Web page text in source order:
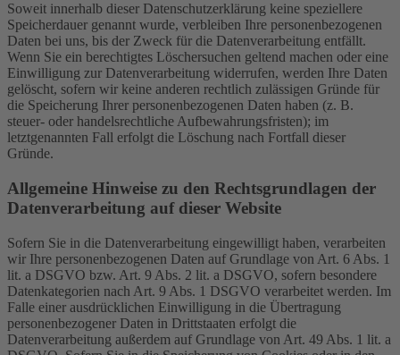
Soweit innerhalb dieser Datenschutzerklärung keine speziellere
Speicherdauer genannt wurde, verbleiben Ihre personenbezogenen
Daten bei uns, bis der Zweck für die Datenverarbeitung entfällt.
Wenn Sie ein berechtigtes Löschersuchen geltend machen oder eine
Einwilligung zur Datenverarbeitung widerrufen, werden Ihre Daten
gelöscht, sofern wir keine anderen rechtlich zulässigen Gründe für
die Speicherung Ihrer personenbezogenen Daten haben (z. B.
steuer- oder handelsrechtliche Aufbewahrungsfristen); im
letztgenannten Fall erfolgt die Löschung nach Fortfall dieser
Gründe.
Allgemeine Hinweise zu den Rechtsgrundlagen der
Datenverarbeitung auf dieser Website
Sofern Sie in die Datenverarbeitung eingewilligt haben, verarbeiten
wir Ihre personenbezogenen Daten auf Grundlage von Art. 6 Abs. 1
lit. a DSGVO bzw. Art. 9 Abs. 2 lit. a DSGVO, sofern besondere
Datenkategorien nach Art. 9 Abs. 1 DSGVO verarbeitet werden. Im
Falle einer ausdrücklichen Einwilligung in die Übertragung
personenbezogener Daten in Drittstaaten erfolgt die
Datenverarbeitung außerdem auf Grundlage von Art. 49 Abs. 1 lit. a